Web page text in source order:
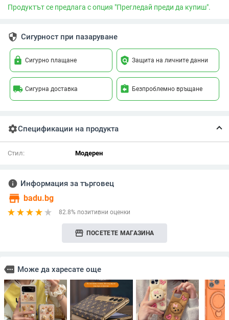
Продуктът се предлага с опция "Прегледай преди да купиш".
security Сигурност при пазаруване
lock Сигурно плащане policy Защита на личните данни
local_shipping Сигурна доставка assignment_return Безпроблемно връщане
settingsСпецификации на продукта
Стил: Модерен
info Информация за търговец
store badu.bg
82.8% позитивни оценки
storefront ПОСЕТЕТЕ МАГАЗИНА
more Може да харесате още